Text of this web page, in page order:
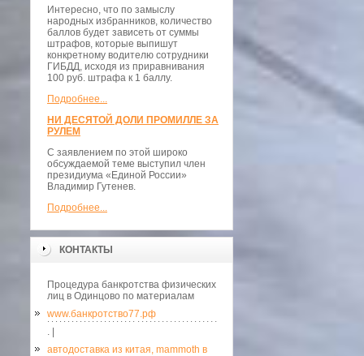
Интересно, что по замыслу
народных избранников, количество
баллов будет зависеть от суммы
штрафов, которые выпишут
конкретному водителю сотрудники
ГИБДД, исходя из приравнивания
100 руб. штрафа к 1 баллу.
Подробнее...
НИ ДЕСЯТОЙ ДОЛИ ПРОМИЛЛЕ ЗА
РУЛЕМ
С заявлением по этой широко
обсуждаемой теме выступил член
президиума «Единой России»
Владимир Гутенев.
Подробнее...
КОНТАКТЫ
Процедура банкротства физических
лиц в Одинцово по материалам
www.банкротство77.рф
. |
автодоставка из китая, mammoth в